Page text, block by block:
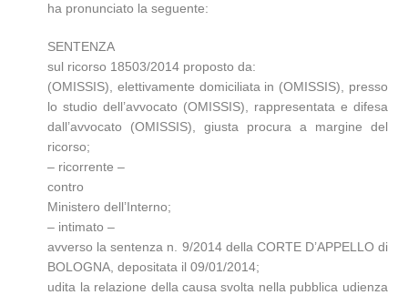
ha pronunciato la seguente:
SENTENZA
sul ricorso 18503/2014 proposto da:
(OMISSIS), elettivamente domiciliata in (OMISSIS), presso
lo studio dell’avvocato (OMISSIS), rappresentata e difesa
dall’avvocato (OMISSIS), giusta procura a margine del
ricorso;
– ricorrente –
contro
Ministero dell’Interno;
– intimato –
avverso la sentenza n. 9/2014 della CORTE D’APPELLO di
BOLOGNA, depositata il 09/01/2014;
udita la relazione della causa svolta nella pubblica udienza